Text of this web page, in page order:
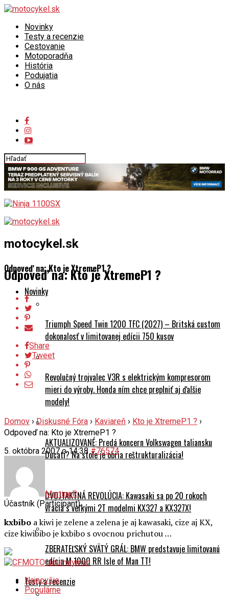
Novinky
Testy a recenzie
Cestovanie
Motoporadňa
História
Podujatia
O nás
motocykel.sk
Odpoveď na: Kto je XtremeP1 ?
Novinky
Triumph Speed Twin 1200 TFC (2027) – Britská custom
dokonalosť v limitovanej edícii 750 kusov
Revolučný trojvalec V3R s elektrickým kompresorom
mieri do výroby. Honda ním chce preplniť aj ďalšie
modely!
AKTUALIZOVANÉ: Predá koncern Volkswagen taliansku
Ducati? Na stole je obria reštrukturalizácia!
DVOJTAKTNÁ REVOLÚCIA: Kawasaki sa po 20 rokoch
vracia s veľkými 2T modelmi KX327 a KX327X!
ZBERATEĽSKÝ SVÄTÝ GRÁL: BMW predstavuje limitovanú
edíciu M 1000 RR Isle of Man TT!
Testy a recenzie
Odpoveď na: Kto je XtremeP1 ?
Share
Tweet
Domov › Diskusné Fóra › Kaviareň › Kto je XtremeP1 ? ›
Odpoveď na: Kto je XtremeP1 ?
5. októbra 2007 o 14:38 #76574
MartineR
Účastník (Participant)
kxbibo a kiwi je zelene a zelena je aj kawasaki, cize aj KX,
cize kiwibibo je kxbibo s ovocnou prichutou …
Najnovšie
Populárne